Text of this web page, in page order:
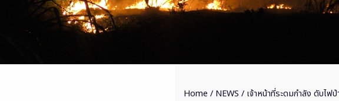
Home / NEWS / เจ้าหน้าที่ระดมกำลัง ดับไฟ